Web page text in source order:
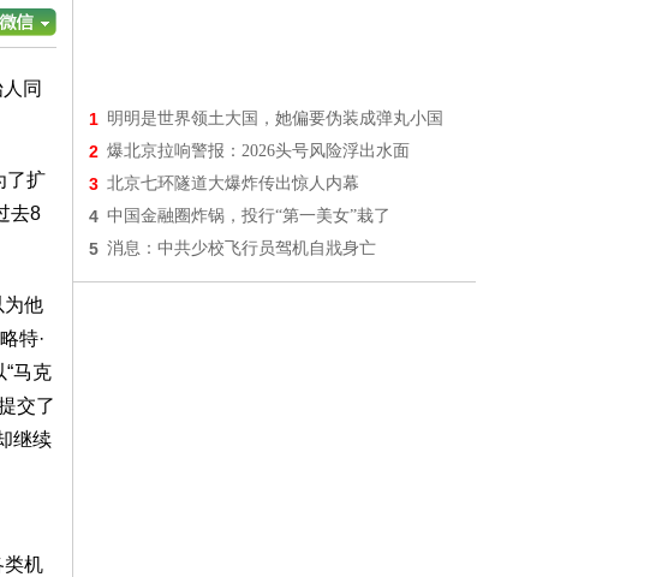
同
了扩
去8
为他
特·
马克
交了
继续
类机
1 明明是世界领土大国，她偏要伪装成弹丸小国
2 爆北京拉响警报：2026头号风险浮出水面
3 北京七环隧道大爆炸传出惊人内幕
4 中国金融圈炸锅，投行“第一美女”栽了
5 消息：中共少校飞行员驾机自戕身亡